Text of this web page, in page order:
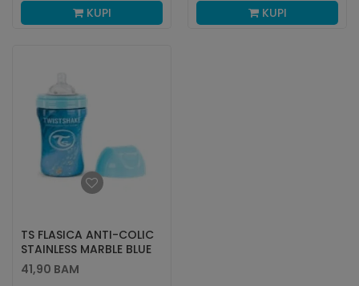
KUPI KUPI
TS FLASICA ANTI-COLIC
STAINLESS MARBLE BLUE
330ML
41,90 BAM